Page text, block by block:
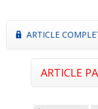
ARTICLE
ARTICLE